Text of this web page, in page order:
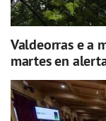
Valdeorras e a
martes en